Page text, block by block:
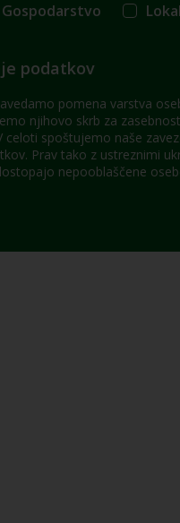
Gospodarstvo
podatkov
pomena varstva
njihovo skrb za
celoti spoštujemo naše
Prav tako z ustreznimi
nepooblaščene